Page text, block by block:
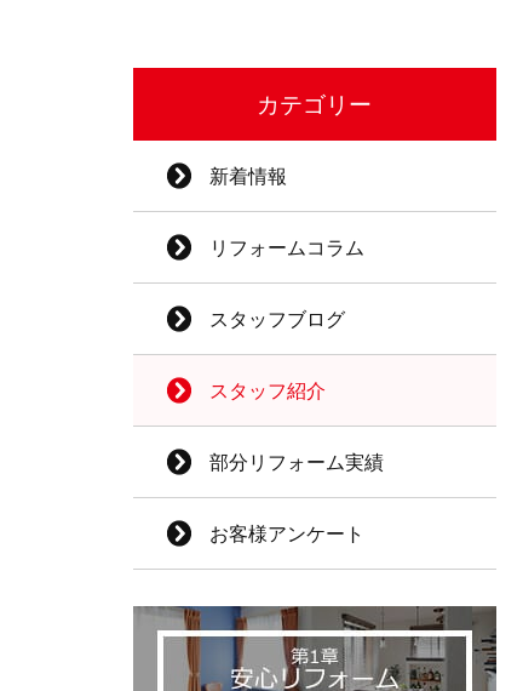
カテゴリー
新着情報
リフォームコラム
スタッフブログ
スタッフ紹介
部分リフォーム実績
お客様アンケート